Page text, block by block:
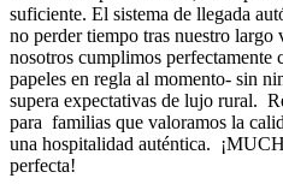
suficiente. El sistema de llegada
no perder tiempo tras nuestro largo
nosotros cumplimos
papeles en regla al momento- sin
supera expectativas de lujo rural.
para familias que valoramos la
una hospitalidad auténtica.
perfecta!